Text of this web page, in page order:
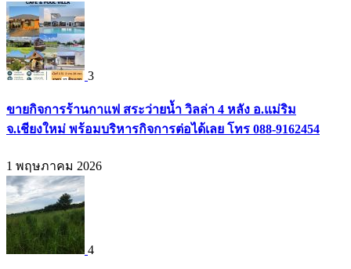
3
ขายกิจการร้านกาแฟ สระว่ายน้ำ วิลล่า 4 หลัง อ.แม่ริม
จ.เชียงใหม่ พร้อมบริหารกิจการต่อได้เลย โทร 088-9162454
1 พฤษภาคม 2026
4